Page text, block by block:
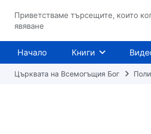
Приветстваме търсещите, които
явяване
Начало Книги
Църквата на Всемогъщия Бог